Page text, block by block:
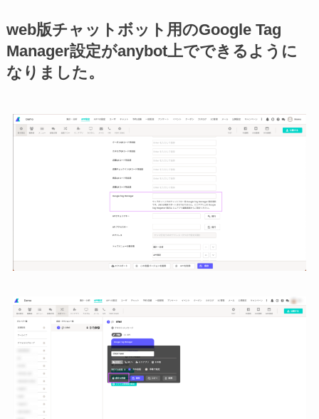
web版チャットボット用のGoogle Tag
Manager設定がanybot上でできるように
なりました。